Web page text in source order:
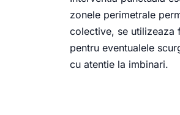
zonele perimetrale
colective, se utilizeaza
pentru eventualele
cu atentie la imbinari.